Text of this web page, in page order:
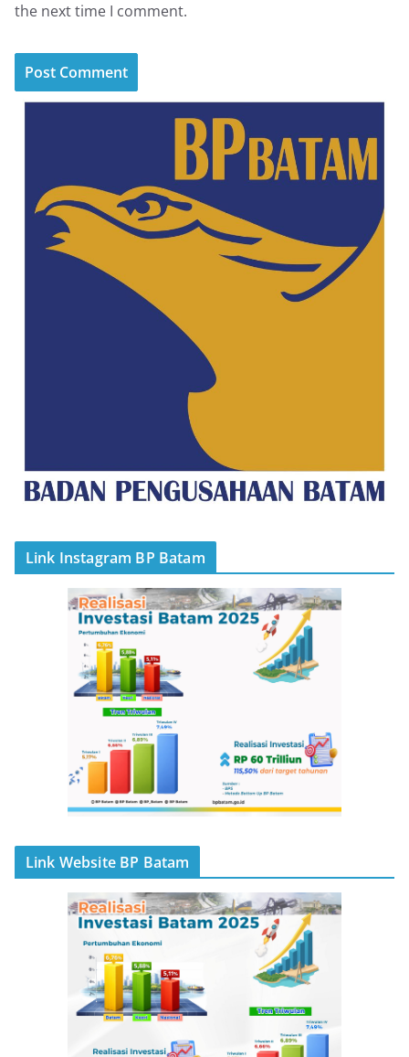
the next time I comment.
Link Instagram BP Batam
Link Website BP Batam